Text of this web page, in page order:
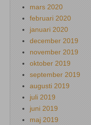
mars 2020
februari 2020
januari 2020
december 2019
november 2019
oktober 2019
september 2019
augusti 2019
juli 2019
juni 2019
maj 2019